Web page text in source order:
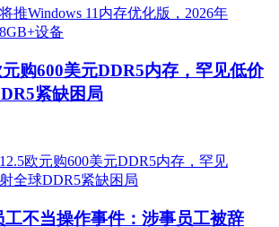
元购600美元DDR5内存，罕见低价
紧缺困局
工不当操作事件：涉事员工被辞